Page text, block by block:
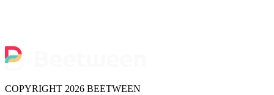
COPYRIGHT 2026 BEETWEEN